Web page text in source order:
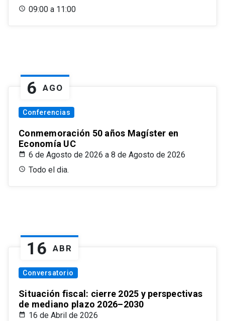
09:00 a 11:00
6 AGO
Conferencias
Conmemoración 50 años Magíster en
Economía UC
6 de Agosto de 2026 a 8 de Agosto de 2026
Todo el dia.
16 ABR
Conversatorio
Situación fiscal: cierre 2025 y perspectivas
de mediano plazo 2026–2030
16 de Abril de 2026